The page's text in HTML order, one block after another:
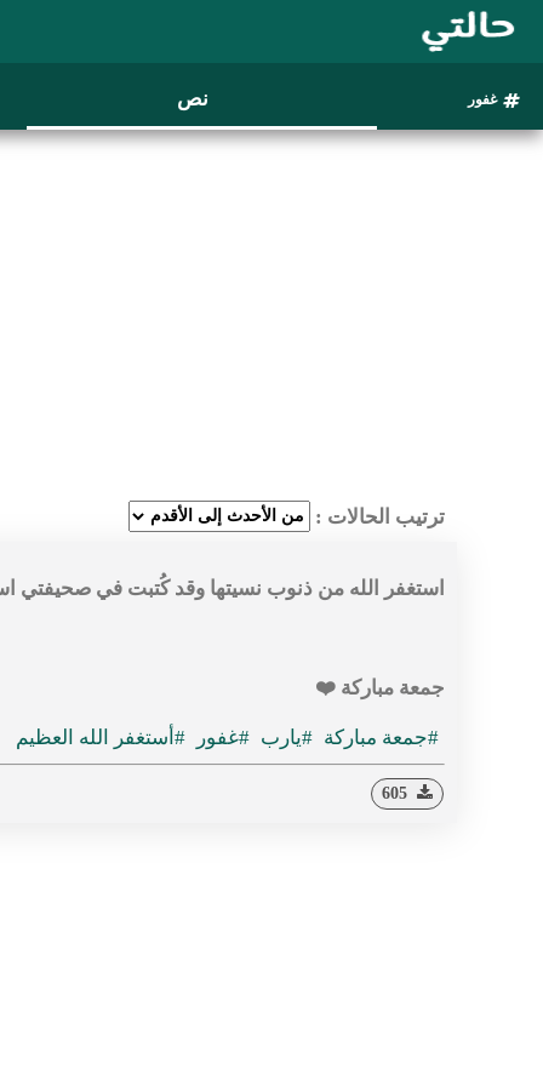
غفور نص
ترتيب الحالات :
‏استغفر الله من ذنوب نسيتها وقد كُتبت في
جمعة مباركة ❤️
#جمعة مباركة #يارب #غفور #أستغفر الله العظيم